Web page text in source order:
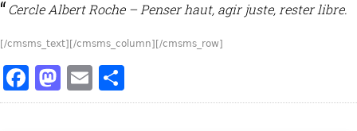
Cercle Albert Roche – Penser haut, agir juste, rester libre.
[/cmsms_text][/cmsms_column][/cmsms_row]
Facebook
Mastodon
Email